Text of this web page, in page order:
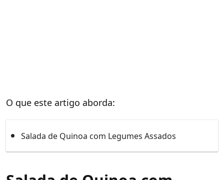
O que este artigo aborda:
Salada de Quinoa com Legumes Assados